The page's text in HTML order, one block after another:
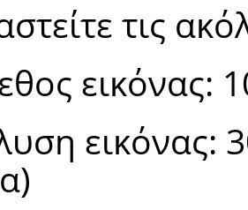
τις
εικόνας:
εικόνας: